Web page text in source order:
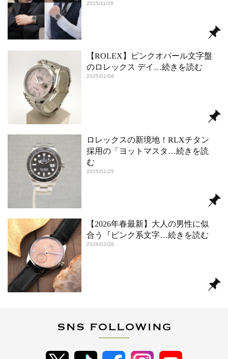
2025/11/28
【ROLEX】ピンクオパール文字盤
のロレックス デイ …続きを読む
2025/01/08
ロレックスの新境地！RLXチタン
採用の「ヨットマスタ …続きを読
む
2025/01/25
【2026年春最新】大人の男性に似
合う『ピンク系文字…続きを読む
2026/02/28